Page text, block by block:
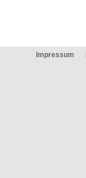
Impressum